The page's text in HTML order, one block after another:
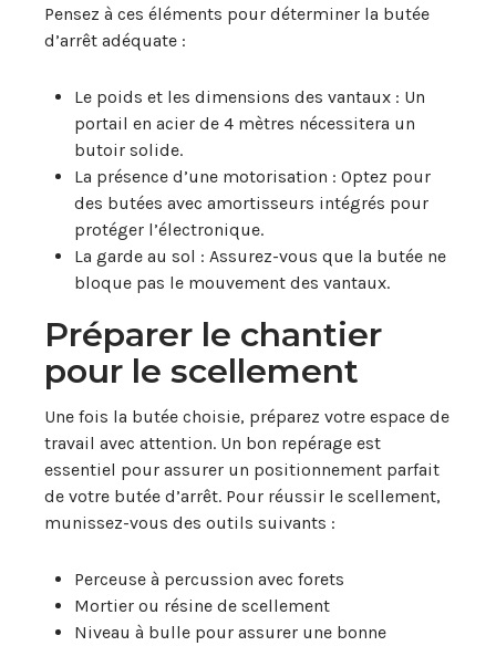
Pensez à ces éléments pour déterminer la butée
d’arrêt adéquate :
Le poids et les dimensions des vantaux : Un
portail en acier de 4 mètres nécessitera un
butoir solide.
La présence d’une motorisation : Optez pour
des butées avec amortisseurs intégrés pour
protéger l’électronique.
La garde au sol : Assurez-vous que la butée ne
bloque pas le mouvement des vantaux.
Préparer le chantier
pour le scellement
Une fois la butée choisie, préparez votre espace de
travail avec attention. Un bon repérage est
essentiel pour assurer un positionnement parfait
de votre butée d’arrêt. Pour réussir le scellement,
munissez-vous des outils suivants :
Perceuse à percussion avec forets
Mortier ou résine de scellement
Niveau à bulle pour assurer une bonne